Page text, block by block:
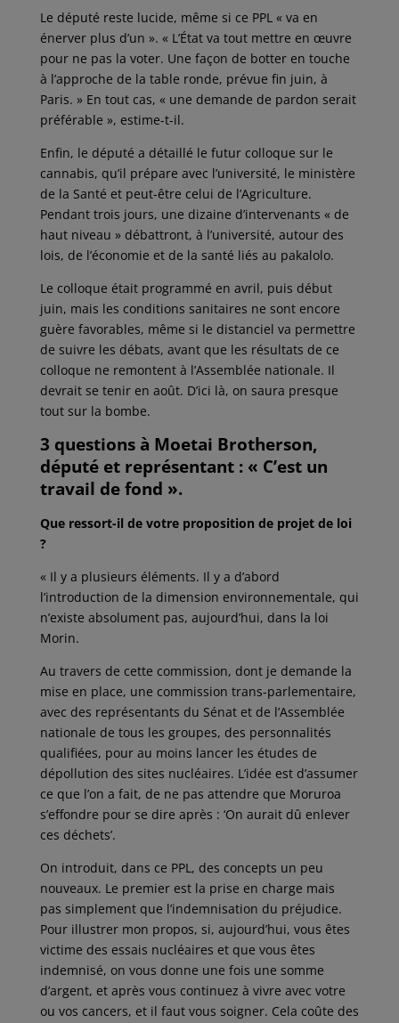
Le député reste lucide, même si ce PPL « va en
énerver plus d’un ». « L’État va tout mettre en œuvre
pour ne pas la voter. Une façon de botter en touche
à l’approche de la table ronde, prévue fin juin, à
Paris. » En tout cas, « une demande de pardon serait
préférable », estime-t-il.
Enfin, le député a détaillé le futur colloque sur le
cannabis, qu’il prépare avec l’université, le ministère
de la Santé et peut-être celui de l’Agriculture.
Pendant trois jours, une dizaine d’intervenants « de
haut niveau » débattront, à l’université, autour des
lois, de l’économie et de la santé liés au pakalolo.
Le colloque était programmé en avril, puis début
juin, mais les conditions sanitaires ne sont encore
guère favorables, même si le distanciel va permettre
de suivre les débats, avant que les résultats de ce
colloque ne remontent à l’Assemblée nationale. Il
devrait se tenir en août. D’ici là, on saura presque
tout sur la bombe.
3 questions à Moetai Brotherson,
député et représentant : « C’est un
travail de fond ».
Que ressort-il de votre proposition de projet de loi
?
« Il y a plusieurs éléments. Il y a d’abord
l’introduction de la dimension environnementale, qui
n’existe absolument pas, aujourd’hui, dans la loi
Morin.
Au travers de cette commission, dont je demande la
mise en place, une commission trans-parlementaire,
avec des représentants du Sénat et de l’Assemblée
nationale de tous les groupes, des personnalités
qualifiées, pour au moins lancer les études de
dépollution des sites nucléaires. L’idée est d’assumer
ce que l’on a fait, de ne pas attendre que Moruroa
s’effondre pour se dire après : ‘On aurait dû enlever
ces déchets’.
On introduit, dans ce PPL, des concepts un peu
nouveaux. Le premier est la prise en charge mais
pas simplement que l’indemnisation du préjudice.
Pour illustrer mon propos, si, aujourd’hui, vous êtes
victime des essais nucléaires et que vous êtes
indemnisé, on vous donne une fois une somme
d’argent, et après vous continuez à vivre avec votre
ou vos cancers, et il faut vous soigner. Cela coûte des